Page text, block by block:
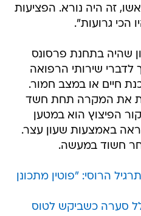
זה היה נורא. הפציעות
הכי גרועות".
שהיה בתחנת פרסונס
אך לדברי שירותי הרפואה
חיים או במצב חמור.
את המקרה תחת חשד
הפיצוץ הוא במטען
באמצעות שעון עצר.
חשוד במעשה.
הרוסי: "פוטין מתכונן
סערה כשביקש לטוס